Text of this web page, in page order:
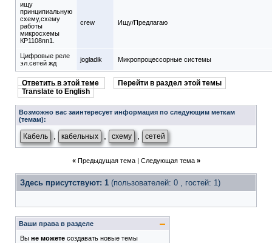
ищу
принципиальную
схему,схему
работы
микросхемы
КР1108пп1.
crew Ищу/Предлагаю
Цифровые реле
эл.сетей жд
jogladik Микропроцессорные системы
Ответить в этой теме
Перейти в раздел этой темы
Translate to English
Возможно вас заинтересует информация по следующим меткам
(темам):
Кабель кабельных схему сетей
« Предыдущая тема| Следующая тема »
Здесь присутствуют: 1 (пользователей: 0 , гостей: 1)
Ваши права в разделе
Вы не можете создавать новые темы